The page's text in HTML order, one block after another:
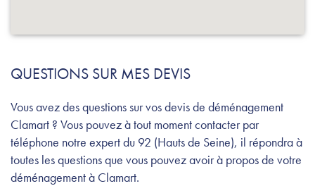
QUESTIONS SUR MES DEVIS
Vous avez des questions sur vos devis de déménagement
Clamart ? Vous pouvez à tout moment contacter par
téléphone notre expert du 92 (Hauts de Seine), il répondra à
toutes les questions que vous pouvez avoir à propos de votre
déménagement à Clamart.